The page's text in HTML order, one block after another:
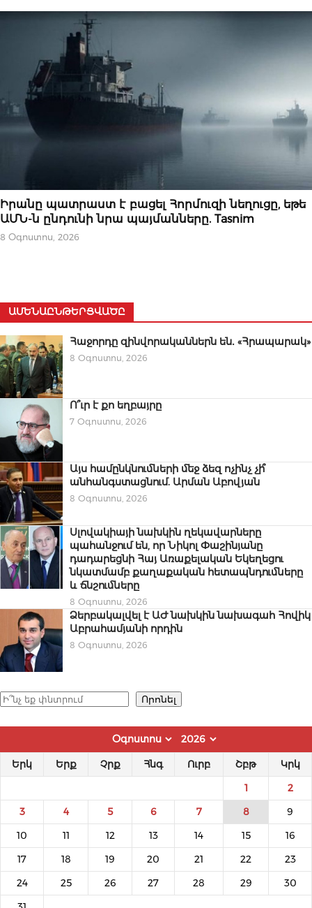
ՆՈՐՈՒԹՅՈՒՆՆԵՐ
Իրանը պատրաստ է բացել Հորմուզի նեղուցը, եթե
ԱՄՆ-ն ընդունի նրա պայմանները. Tasnim
8 Օգոստոս, 2026
ԱՄԵՆԱԸՆԹԵՐՑՎԱԾԸ
Հաջորդը զինվորականներն են․ «Հրապարակ»
8 Օգոստոս, 2026
Ո՞ւր է քո եղբայրը
7 Օգոստոս, 2026
Այս համընկնումների մեջ ձեզ ոչինչ չի՞
անհանգստացնում. Արման Աբովյան
8 Օգոստոս, 2026
Սլովակիայի նախկին ղեկավարները
պահանջում են, որ Նիկոլ Փաշինյանը
դադարեցնի Հայ Առաքելական Եկեղեցու
նկատմամբ քաղաքական հետապնդումները
և ճնշումները
8 Օգոստոս, 2026
Ձերբակալվել է ԱԺ նախկին նախագահ Հովիկ
Աբրահամյանի որդին
8 Օգոստոս, 2026
Որոնել Որոնել
Երկ Երք Չրք Հնգ Ուրբ Շբթ Կրկ
1 2
3 4 5 6 7 8 9
10 11 12 13 14 15 16
17 18 19 20 21 22 23
24 25 26 27 28 29 30